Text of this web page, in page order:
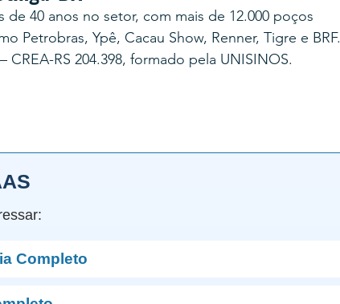
de 40 anos no setor, com mais de 12.000 poços
Petrobras, Ypê, Cacau Show, Renner, Tigre e BRF.
CREA-RS 204.398, formado pela UNISINOS.
Completo